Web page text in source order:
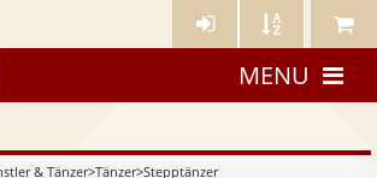
Künstler- Künstler Meine
MENU
& Tänzer>Tänzer>Stepptänzer